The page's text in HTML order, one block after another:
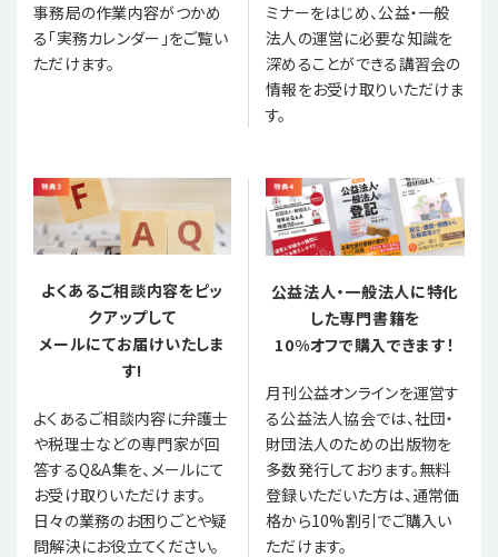
事務局の作業内容がつかめ
る「実務カレンダー」をご覧い
ただけます。
ミナーをはじめ、公益・一般
法人の運営に必要な知識を
深めることができる講習会の
情報をお受け取りいただけま
す。
よくあるご相談内容をピッ
クアップして
メールにてお届けいたしま
す!
よくあるご相談内容に弁護士
や税理士などの専門家が回
答するQ&A集を、メールにて
お受け取りいただけます。
日々の業務のお困りごとや疑
問解決にお役立てください。
公益法人・一般法人に特化
した専門書籍を
10%オフで購入できます！
月刊公益オンラインを運営す
る公益法人協会では、社団・
財団法人のための出版物を
多数発行しております。無料
登録いただいた方は、通常価
格から10%割引でご購入い
ただけます。